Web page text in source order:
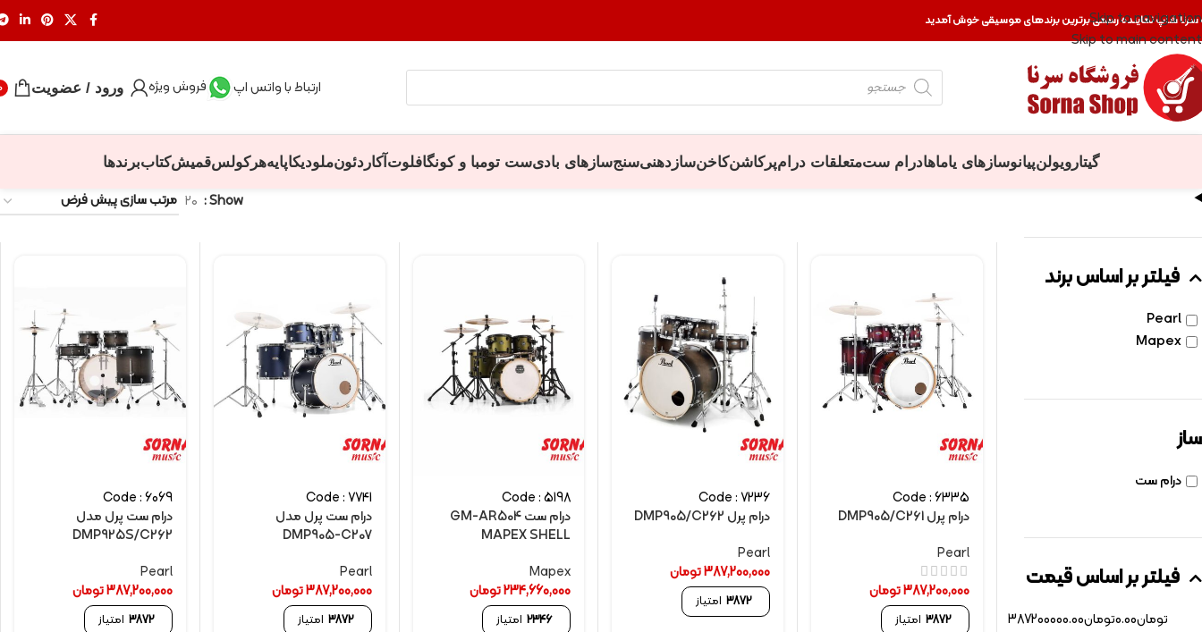
Skip to navigation
Skip to main content
سرنا شاپ نماینده رسمی برترین برندهای موسیقی خوش آمدید
ارتباط با واتس اپ فروش ویژه ورود / عضویت
گیتار ویولنپیانوسازهای یاماهادرام ستمتعلقات درامپرکاشنکاخنسازدهنیسنجسازهای بادیست تومبا و کونگافلوت آکاردئونملودیکاپایههرکولسقمیشکتاببرندها
فیلتر بر اساس برند
Pearl
Mapex
ساز
درام ست
فیلتر بر اساس قیمت
تومان0.00تومان387200000.00
Show ۲۰
Code : 6335
درام پرل DMP905/C261
Pearl
387,200,000تومان
3872 امتیاز
Code : 7236
درام پرل DMP905/C262
Pearl
387,200,000تومان
3872 امتیاز
Code : 5198
درام ست GM-AR504
MAPEX SHELL
Mapex
234,660,000تومان
2346 امتیاز
Code : 7741
درام ست پرل مدل
DMP905-C207
Pearl
387,200,000تومان
3872 امتیاز
Code : 6069
درام ست پرل مدل
DMP925S/C262
Pearl
387,200,000تومان
3872 امتیاز